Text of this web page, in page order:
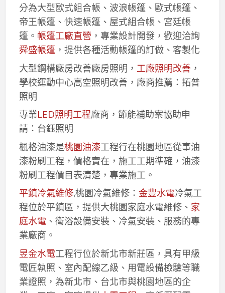
分為大型歐式組合帳、波浪帳篷、歐式帳篷、
帝王帳篷、快速帳篷、屋式組合帳、宮廷帳
篷。 帳篷工廠直營 ，專業設計開發，歡迎洽詢
舜盛帳篷，提供各種活動帳篷的訂做、客製化
大型鋼構廠房改善廠房照明， 工廠照明改善，
學校運動中心高空照明改善，廠商推薦：拓普
照明
專業LED照明工程廠商，節能補助案協助申
請：台鈺照明
楓格油漆是桃園油漆工程行在桃園地區從事油
漆粉刷工程，價格實在，施工工期準確，油漆
粉刷工程價目表清楚，專業施工。
平鎮冷氣維修,桃園冷氣維修： 金豐水電冷氣工
程位於平鎮區，提供大桃園家庭水電維修、 家
庭水電、衛浴設備安裝、冷氣安裝、服務的專
業廠商。
昱金水電工程行位於新北市新莊區，具有甲級
電匠執照、室內配線乙級、用電設備檢驗等職
業證照，為新北市、台北市與桃園地區的企